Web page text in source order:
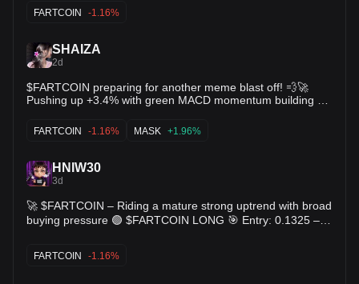
FARTCOIN -1.16%
SHAIZA
2d
$FARTCOIN preparing for another meme blast off! 💨🚀
Pushing up +3.4% with green MACD momentum building up
buyers pushing price back toward the $0.143 resistance.
Next stop: new wicks up. $MASK $LPT
FARTCOIN -1.16% MASK +1.96%
HNIW30
3d
🚀 $FARTCOIN – Riding a mature strong uptrend with broad
buying pressure 🟢 $FARTCOIN LONG 🎯 Entry: 0.1325 –
0.1406
FARTCOIN -1.16%